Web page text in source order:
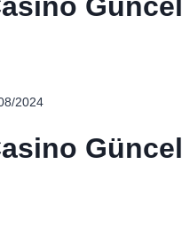
รศัพท์
2024
Güncel